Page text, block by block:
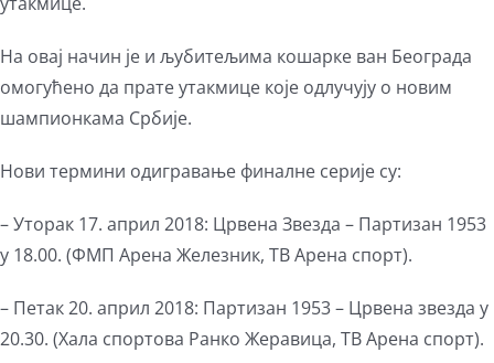
На овај начин је и љубитељима кошарке ван Београда
омогућено да прате утакмице које одлучују о новим
шампионкама Србије.
Нови термини одигравање финалне серије су:
– Уторак 17. април 2018: Црвена Звезда – Партизан 1953
у 18.00. (ФМП Арена Железник, ТВ Арена спорт).
– Петак 20. април 2018: Партизан 1953 – Црвена звезда у
20.30. (Хала спортова Ранко Жеравица, ТВ Арена спорт).